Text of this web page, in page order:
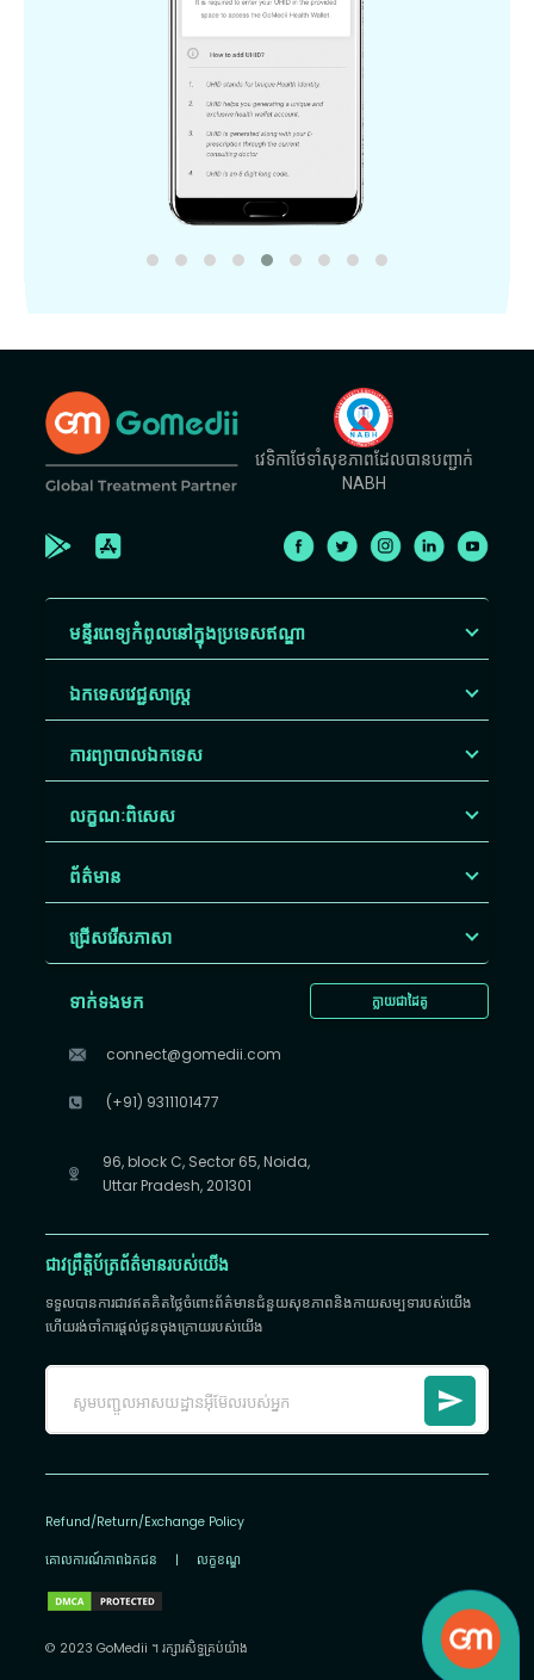
វេទិកាថែទាំសុខភាពដែលបានបញ្ជាក់
NABH
មន្ទីរពេទ្យកំពូលនៅក្នុងប្រទេសឥណ្ឌា
ឯកទេសវេជ្ជសាស្ត្រ
ការព្យាបាលឯកទេស
លក្ខណៈពិសេស
ព័ត៌មាន
ជ្រើសរើស​ភាសា
ក្លាយជាដៃគូ
ទាក់ទងមក
connect@gomedii.com
(+91) 9311101477
96, block C, Sector 65, Noida,
Uttar Pradesh, 201301
ជាវព្រឹត្តិប័ត្រព័ត៌មានរបស់យើង
ទទួលបានការជាវឥតគិតថ្លៃចំពោះព័ត៌មានជំនួយសុខភាពនិងកាយសម្បទារបស់យើង
ហើយរង់ចាំការផ្តល់ជូនចុងក្រោយរបស់យើង
Refund/Return/Exchange Policy
គោលការណ៍​ភាព​ឯកជន | លក្ខខណ្ឌ
© 2023 GoMedii ។ រក្សា​រ​សិទ្ធ​គ្រប់យ៉ាង